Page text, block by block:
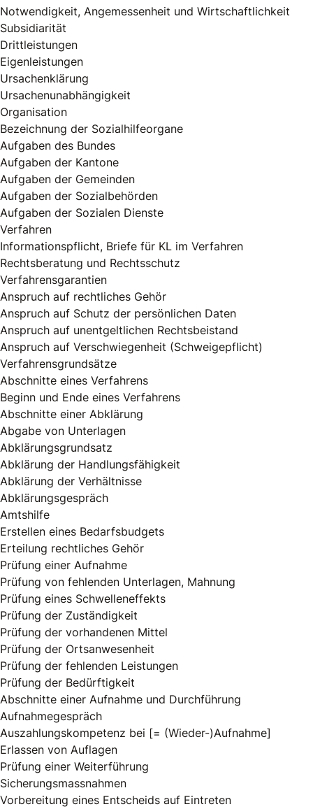
Notwendigkeit, Angemessenheit und Wirtschaftlichkeit
Subsidiarität
Drittleistungen
Eigenleistungen
Ursachenklärung
Ursachenunabhängigkeit
Organisation
Bezeichnung der Sozialhilfeorgane
Aufgaben des Bundes
Aufgaben der Kantone
Aufgaben der Gemeinden
Aufgaben der Sozialbehörden
Aufgaben der Sozialen Dienste
Verfahren
Informationspflicht, Briefe für KL im Verfahren
Rechtsberatung und Rechtsschutz
Verfahrensgarantien
Anspruch auf rechtliches Gehör
Anspruch auf Schutz der persönlichen Daten
Anspruch auf unentgeltlichen Rechtsbeistand
Anspruch auf Verschwiegenheit (Schweigepflicht)
Verfahrensgrundsätze
Abschnitte eines Verfahrens
Beginn und Ende eines Verfahrens
Abschnitte einer Abklärung
Abgabe von Unterlagen
Abklärungsgrundsatz
Abklärung der Handlungsfähigkeit
Abklärung der Verhältnisse
Abklärungsgespräch
Amtshilfe
Erstellen eines Bedarfsbudgets
Erteilung rechtliches Gehör
Prüfung einer Aufnahme
Prüfung von fehlenden Unterlagen, Mahnung
Prüfung eines Schwelleneffekts
Prüfung der Zuständigkeit
Prüfung der vorhandenen Mittel
Prüfung der Ortsanwesenheit
Prüfung der fehlenden Leistungen
Prüfung der Bedürftigkeit
Abschnitte einer Aufnahme und Durchführung
Aufnahmegespräch
Auszahlungskompetenz bei [= (Wieder-)Aufnahme]
Erlassen von Auflagen
Prüfung einer Weiterführung
Sicherungsmassnahmen
Vorbereitung eines Entscheids auf Eintreten